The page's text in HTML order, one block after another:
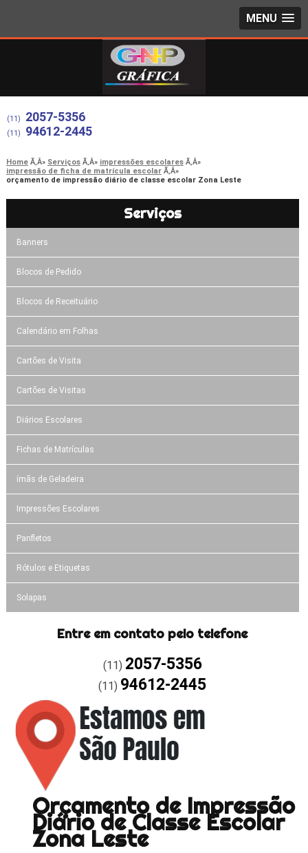
MENU
(11) 2057-5356
(11) 94612-2445
Home Serviços
impressões escolares
impressão de ficha de matrícula escolar
orçamento de impressão diário de classe escolar Zona Leste
Serviços
Banners
Blocos de Pedido
Blocos de Receituário
Calendário em Folhas
Cartões de Visita
Cartões de Visitas
Diários Escolares
Fichas de Matrículas
ímãs de Geladeira
Impressões Escolares
Panfletos
Rótulos e Etiquetas
Solapas
Entre em contato pelo telefone
(11) 2057-5356
(11) 94612-2445
Orçamento de Impressão
Diário de Classe Escolar
Zona Leste